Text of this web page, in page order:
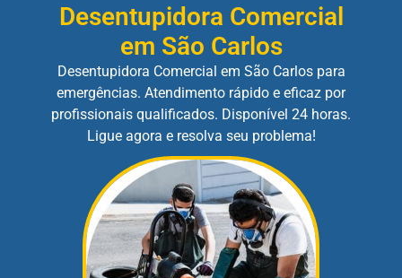
Desentupidora Comercial
em São Carlos
Desentupidora Comercial em São Carlos para
emergências. Atendimento rápido e eficaz por
profissionais qualificados. Disponível 24 horas.
Ligue agora e resolva seu problema!